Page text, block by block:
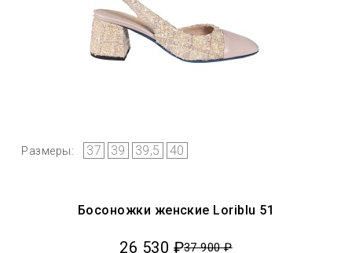
Размеры: 37 39 39,5 40
Босоножки женские Loriblu 51
26 530 ₽37 900 ₽